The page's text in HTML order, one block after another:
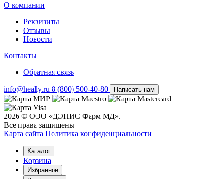
О компании
Реквизиты
Отзывы
Новости
Контакты
Обратная связь
info@heally.ru 8 (800) 500-40-80 Написать нам
2026 © ООО «ДЭНИС Фарм МД».
Все права защищены
Карта сайта Политика конфиден­циальности
Каталог
Корзина
Избранное